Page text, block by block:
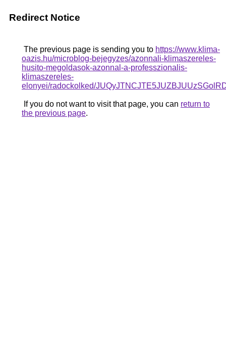
Redirect Notice
The previous page is sending you to https://www.klima-
oazis.hu/microblog-bejegyzes/azonnali-klimaszereles-
husito-megoldasok-azonnal-a-professzionalis-
klimaszereles-
elonyei/radockolked/
If you do not want to visit that page, you can return to
the previous page.